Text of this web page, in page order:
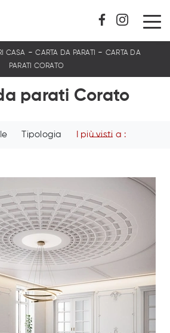
CASA -CARTA DA PARATI - CARTA DA
PARATI CORATO
parati Corato
Tipologia I più visti a :